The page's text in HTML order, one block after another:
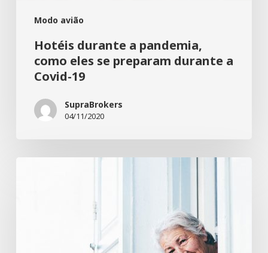
Modo avião
Hotéis durante a pandemia,
como eles se preparam durante a
Covid-19
SupraBrokers
04/11/2020